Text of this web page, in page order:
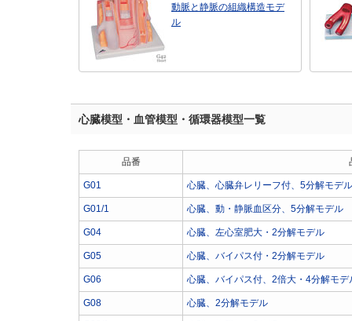
動脈と静脈の組織構造モデ
ル
心臓模型・血管模型・循環器模型一覧
品番
G01 心臓、心臓弁レリーフ付、5分解モデル
G01/1 心臓、動・静脈血区分、5分解モデル
G04 心臓、左心室肥大・2分解モデル
G05 心臓、バイパス付・2分解モデル
G06 心臓、バイパス付、2倍大・4分解モデ
G08 心臓、2分解モデル